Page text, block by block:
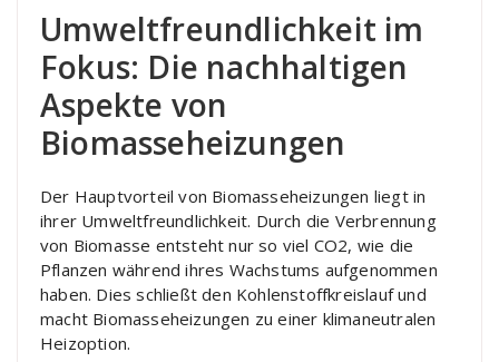
Umweltfreundlichkeit im
Fokus: Die nachhaltigen
Aspekte von
Biomasseheizungen
Der Hauptvorteil von Biomasseheizungen liegt in
ihrer Umweltfreundlichkeit. Durch die Verbrennung
von Biomasse entsteht nur so viel CO2, wie die
Pflanzen während ihres Wachstums aufgenommen
haben. Dies schließt den Kohlenstoffkreislauf und
macht Biomasseheizungen zu einer klimaneutralen
Heizoption.